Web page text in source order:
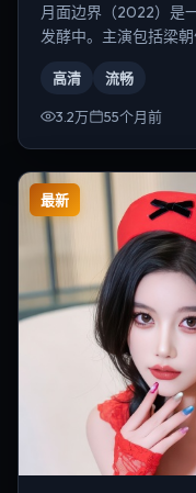
月面边界（2022）是
发酵中。主演包括梁
高清 流畅
3.2万 55个月前
最新